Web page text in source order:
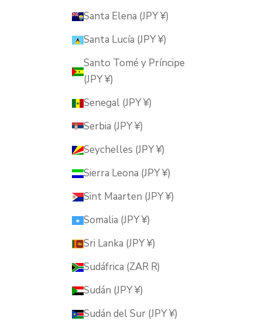
Santa Elena (JPY ¥)
Santa Lucía (JPY ¥)
Santo Tomé y Príncipe
(JPY ¥)
Senegal (JPY ¥)
Serbia (JPY ¥)
Seychelles (JPY ¥)
Sierra Leona (JPY ¥)
Sint Maarten (JPY ¥)
Somalia (JPY ¥)
Sri Lanka (JPY ¥)
Sudáfrica (ZAR R)
Sudán (JPY ¥)
Sudán del Sur (JPY ¥)